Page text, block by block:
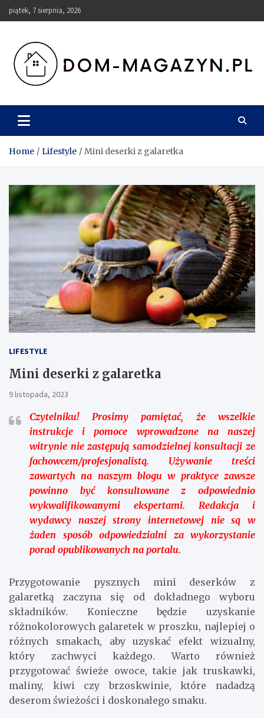
Skip
to
piątek, 7 sierpnia, 2026
Dom-Magazyn.pl
Home Lifestyle Mini deserki z galaretka
LIFESTYLE
Mini deserki z galaretka
9 listopada, 2023
Czytelniku!Prosimy pamiętać, że wszelkie
instrukcje i pomoce wprowadzone na naszej
witrynie nie zastępują samodzielnej konsultacji ze
fachowcem/profesjonalistą. Używanie treści
zawartych na naszym blogu w praktyce zawsze
powinno być konsultowane z odpowiednio
wykwalifikowanymi ekspertami. Redakcja i
wydawcy naszej strony internetowej nie są w
żaden sposób odpowiedzialni za wykorzystanie
porad opublikowanych na portalu.
Przygotowanie pysznych mini deserków z
galaretką zaczyna się od dokładnego wyboru
składników. Konieczne będzie uzyskanie
różnokolorowych galaretek w proszku, najlepiej o
różnych smakach, aby uzyskać efekt wizualny,
który zachwyci każdego. Warto również
przygotować świeże owoce, takie jak truskawki,
maliny, kiwi czy brzoskwinie, które nadadzą
deserom świeżości i doskonałego smaku.